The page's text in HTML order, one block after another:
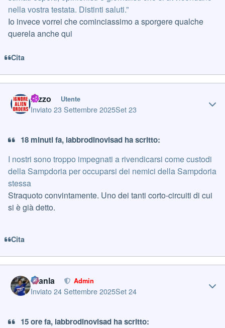
nella vostra testata. Distinti saluti.”
Io invece vorrei che cominciassimo a sporgere qualche
querela anche qui
Cita
razzo Utente
Inviato23 Settembre 2025Set 23
18 minuti fa, labbrodinovisad ha scritto:
I nostri sono troppo impegnati a rivendicarsi come custodi
della Sampdoria per occuparsi dei nemici della Sampdoria
stessa
Straquoto convintamente. Uno dei tanti corto-circuiti di cui
si è già detto.
Cita
Gianla Admin
Inviato24 Settembre 2025Set 24
15 ore fa, labbrodinovisad ha scritto: